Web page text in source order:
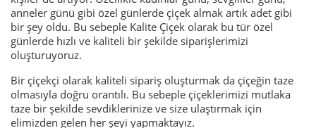
anneler günü gibi özel günlerde çiçek almak artık adet gibi
bir şey oldu. Bu sebeple Kalite Çiçek olarak bu tür özel
günlerde hızlı ve kaliteli bir şekilde siparişlerimizi
oluşturuyoruz.
Bir çiçekçi olarak kaliteli sipariş oluşturmak da çiçeğin taze
olmasıyla doğru orantılı. Bu sebeple çiçeklerimizi mutlaka
taze bir şekilde sevdiklerinize ve size ulaştırmak için
elimizden gelen her şeyi yapmaktayız.